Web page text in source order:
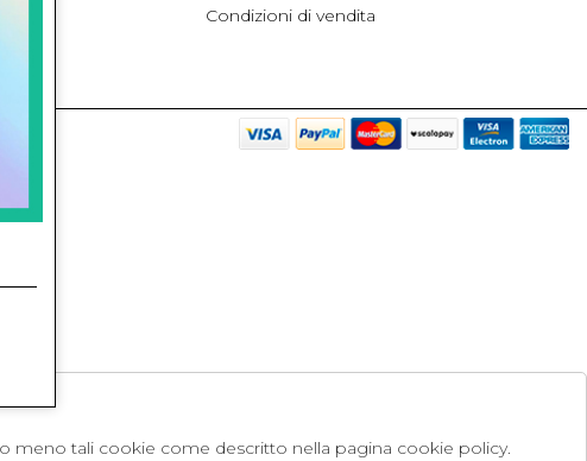
Condizioni di vendita
meno tali cookie come descritto nella pagina cookie policy.